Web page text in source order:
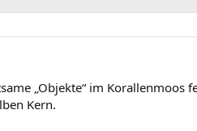
„Objekte“ im Korallenmoos
Kern.